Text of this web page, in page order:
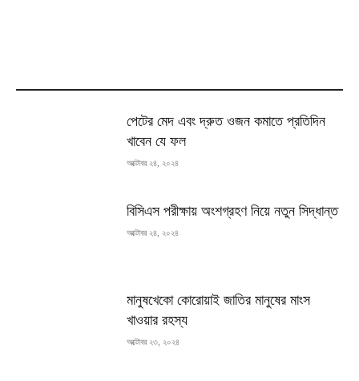
পেটের মেদ এবং দ্রুত ওজন কমাতে প্রতিদিন
খাবেন যে ফল
অক্টোবর ২৪, ২০২৪
বিসিএস পরীক্ষায় অংশগ্রহণ নিয়ে নতুন সিদ্ধান্ত
অক্টোবর ২৪, ২০২৪
মানুষখেকো কোরোয়াই জাতির মানুষের মাংস
খাওয়ার রহস্য
অক্টোবর ২৩, ২০২৪